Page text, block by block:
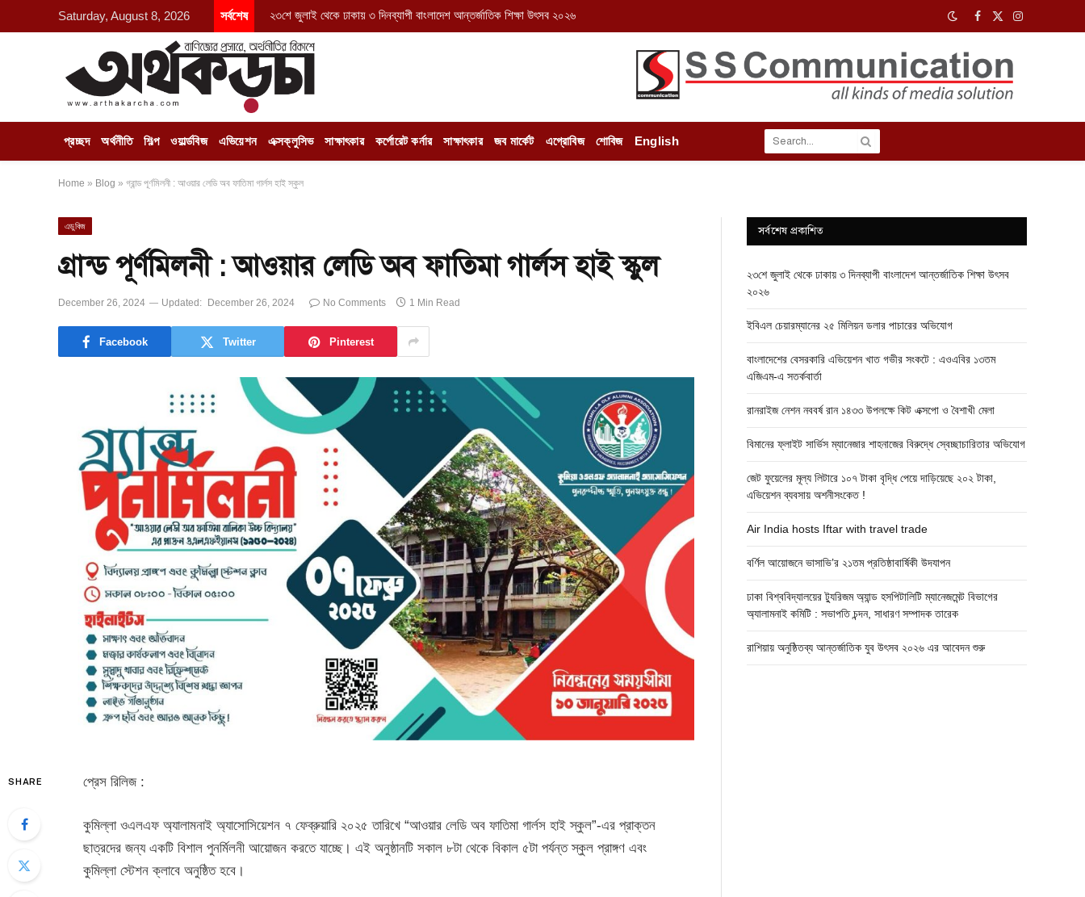
Saturday, August 8, 2026 সর্বশেষ ২৩শে জুলাই থেকে ঢাকায় ৩ দিনব্যাপী বাংলাদেশ আন্তর্জাতিক শিক্ষা উৎসব ২০২৬
Facebook
X
Instagram
প্রচ্ছদ অর্থনীতি শিল্প ওয়ার্ল্ডবিজ এভিয়েশন এক্সক্লুসিভ সাক্ষাৎকার কর্পোরেট কর্নার সাক্ষাৎকার জব মার্কেট এগ্রোবিজ শোবিজ English
Home » Blog » গ্রান্ড পূর্ণমিলনী : আওয়ার লেডি অব ফাতিমা গার্লস হাই স্কুল
এডুবিজ
গ্রান্ড পূর্ণমিলনী : আওয়ার লেডি অব ফাতিমা গার্লস হাই স্কুল
December 26, 2024 Updated: December 26, 2024 No Comments 1 Min Read
Facebook Twitter Pinterest
SHARE প্রেস রিলিজ :
কুমিল্লা ওএলএফ অ্যালামনাই অ্যাসোসিয়েশন ৭ ফেব্রুয়ারি ২০২৫ তারিখে “আওয়ার লেডি অব ফাতিমা গার্লস হাই স্কুল”-এর প্রাক্তন
ছাত্রদের জন্য একটি বিশাল পুনর্মিলনী আয়োজন করতে যাচ্ছে। এই অনুষ্ঠানটি সকাল ৮টা থেকে বিকাল ৫টা পর্যন্ত স্কুল প্রাঙ্গণ এবং
কুমিল্লা স্টেশন ক্লাবে অনুষ্ঠিত হবে।
সর্বশেষ প্রকাশিত
২৩শে জুলাই থেকে ঢাকায় ৩ দিনব্যাপী বাংলাদেশ আন্তর্জাতিক শিক্ষা উৎসব
২০২৬
ইবিএল চেয়ারম্যানের ২৫ মিলিয়ন ডলার পাচারের অভিযোগ
বাংলাদেশের বেসরকারি এভিয়েশন খাত গভীর সংকটে : এওএবির ১৩তম
এজিএম-এ সতর্কবার্তা
রানরাইজ নেশন নববর্ষ রান ১৪৩৩ উপলক্ষে কিট এক্সপো ও বৈশাখী মেলা
বিমানের ফ্লাইট সার্ভিস ম্যানেজার শাহনাজের বিরুদ্ধে স্বেচ্ছাচারিতার অভিযোগ
জেট ফুয়েলের মূল্য লিটারে ১০৭ টাকা বৃদ্ধি পেয়ে দাড়িয়েছে ২০২ টাকা,
এভিয়েশন ব্যবসায় অশনীসংকেত !
Air India hosts Iftar with travel trade
বর্ণিল আয়োজনে ভাসাভি’র ২১তম প্রতিষ্ঠাবার্ষিকী উদযাপন
ঢাকা বিশ্ববিদ্যালয়ের ট্যুরিজম অ্যান্ড হসপিটালিটি ম্যানেজমেন্ট বিভাগের
অ্যালামনাই কমিটি : সভাপতি চন্দন, সাধারণ সম্পাদক তারেক
রাশিয়ায় অনুষ্ঠিতব্য আন্তর্জাতিক যুব উৎসব ২০২৬ এর আবেদন শুরু